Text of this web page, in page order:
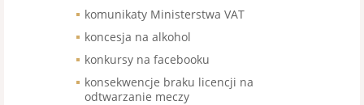
komunikaty Ministerstwa VAT
koncesja na alkohol
konkursy na facebooku
konsekwencje braku licencji na
odtwarzanie meczy